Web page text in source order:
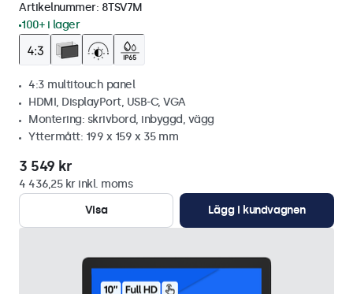
Artikelnummer: 8TSV7M
100+ i lager
4:3 multitouch panel
HDMI, DisplayPort, USB-C, VGA
Montering: skrivbord, inbyggd, vägg
Yttermått: 199 x 159 x 35 mm
3 549 kr
4 436,25 kr inkl. moms
Visa
Lägg i kundvagnen